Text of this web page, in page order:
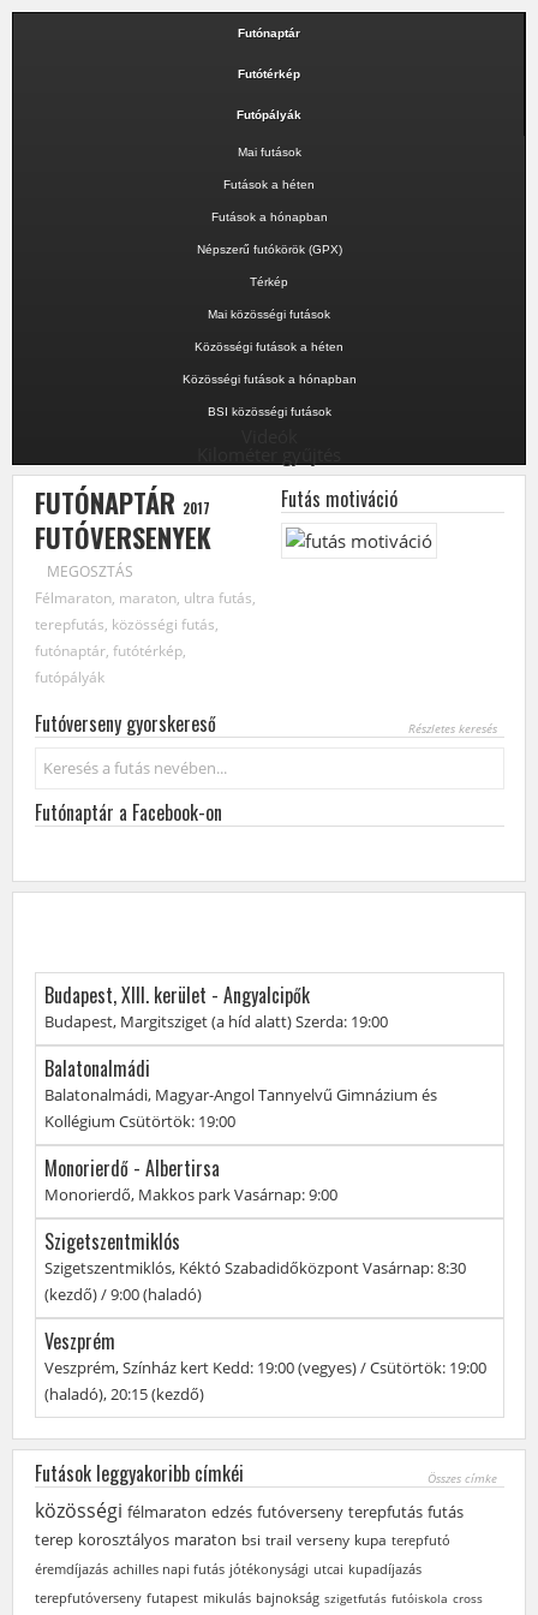
Futónaptár
Futótérkép
Futópályák
Mai futások
Futások a héten
Futások a hónapban
Népszerű futókörök (GPX)
Térkép
Mai közösségi futások
Közösségi futások a héten
Közösségi futások a hónapban
BSI közösségi futások
FUTÓNAPTÁR 2017
FUTÓVERSENYEK
MEGOSZTÁS
Félmaraton, maraton, ultra futás,
terepfutás, közösségi futás,
futónaptár, futótérkép,
futópályák
Futás motiváció
Futóverseny gyorskereső
Keresés...
Részletes keresés
Futónaptár a Facebook-on
BSI - KÖZÖSSÉGI FUTÁSOK ORSZÁGSZERTE, MINDEN
HÉTEN
Budapest, XIII. kerület - Angyalcipők
A
futás
helyszíne:
Budapest, Margitsziget (a híd alatt)A
futás
Szerda: 19:00
Balatonalmádi
A
futás
helyszíne:
Balatonalmádi, Magyar-Angol Tannyelvű Gimnázium és
Kollégium A
futás
időpontja:
Csütörtök: 19:00
Monorierdő - Albertirsa
A
futás
helyszíne:
Monorierdő, Makkos parkA
futás
Vasárnap: 9:00
Szigetszentmiklós
A
futás
helyszíne:
Szigetszentmiklós, Kéktó SzabadidőközpontA
időpontja:
Vasárnap: 8:30
(kezdő) / 9:00 (haladó)
Veszprém
A
futás
helyszíne:
Veszprém, Színház kert A
időpontja:
Kedd: 19:00 (vegyes) / Csütörtök: 19:00
(haladó), 20:15 (kezdő)
Futások leggyakoribb címkéi
közösségi félmaraton edzés futóverseny terepfutás futás
terep korosztályos maraton bsi trail verseny kupa terepfutó
éremdíjazás achilles napi futás jótékonysági utcai kupadíjazás
terepfutóverseny futapest mikulás bajnokság szigetfutás futóiskola cross
Összes címke